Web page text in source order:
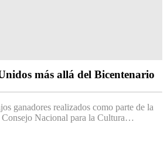
más allá del Bicentenario
ganadores realizados como parte de la
Nacional para la Cultura…